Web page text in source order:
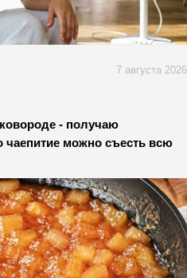
7 августа 2026
- получаю
чаепитие можно съесть всю